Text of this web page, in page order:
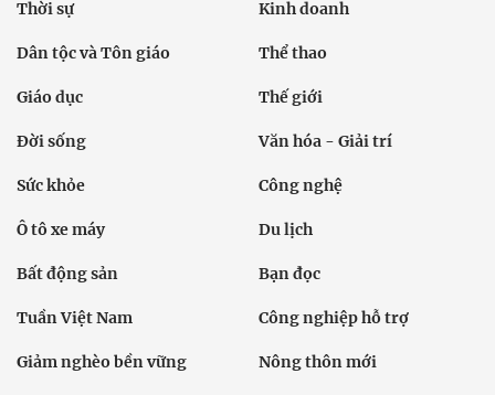
Thời sự Kinh doanh
Dân tộc và Tôn giáo Thể thao
Giáo dục Thế giới
Đời sống Văn hóa - Giải trí
Sức khỏe Công nghệ
Ô tô xe máy Du lịch
Bất động sản Bạn đọc
Tuần Việt Nam Công nghiệp hỗ trợ
Giảm nghèo bền vững Nông thôn mới